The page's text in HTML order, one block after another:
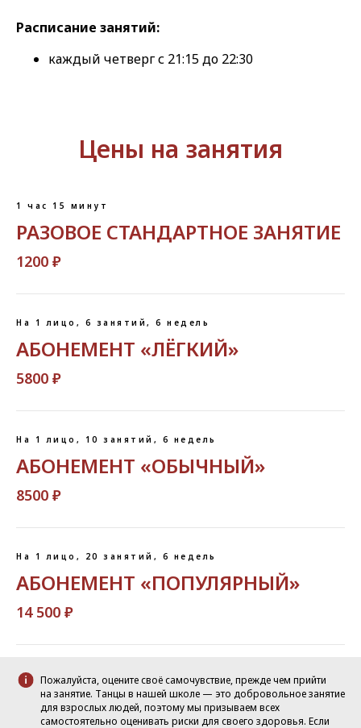
Расписание занятий:
каждый четверг с 21:15 до 22:30
Цены на занятия
1 час 15 минут
РАЗОВОЕ СТАНДАРТНОЕ ЗАНЯТИЕ
1200 ₽
На 1 лицо, 6 занятий, 6 недель
АБОНЕМЕНТ «ЛЁГКИЙ»
5800 ₽
На 1 лицо, 10 занятий, 6 недель
АБОНЕМЕНТ «ОБЫЧНЫЙ»
8500 ₽
На 1 лицо, 20 занятий, 6 недель
АБОНЕМЕНТ «ПОПУЛЯРНЫЙ»
14 500 ₽
Пожалуйста, оцените своё самочувствие, прежде чем прийти
на занятие. Танцы в нашей школе — это добровольное занятие
для взрослых людей, поэтому мы призываем всех
самостоятельно оценивать риски для своего здоровья. Если